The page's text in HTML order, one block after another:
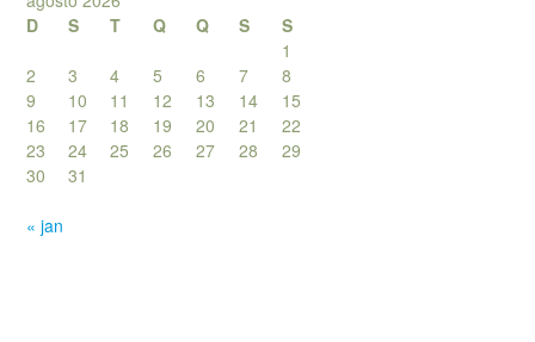
D
S T Q Q S
S
1
2
3 4 5 6 7
8
9
10 11 12 13 14
15
16
17 18 19 20 21
22
23
24 25 26 27 28
29
30
31
« jan